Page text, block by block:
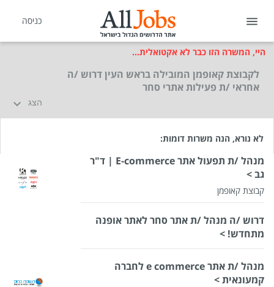
כניסה
היי, המשרה הזו כבר לא אקטואלית...
לקבוצת קאופמן המובילה בראש העין דרוש /ה
אחראי /ת פעילות אתרי סחר
הצג
לא נורא, הנה משרות דומות:
מנהל /ת תפעול אתר E-commerce | ד"ר
גב >
קבוצת קאופמן
דרוש /ה מנהל /ת אתר סחר לאתר אופנה
מתחדש! >
מנהל /ת אתר e commerce לחברה
קמעונאית >